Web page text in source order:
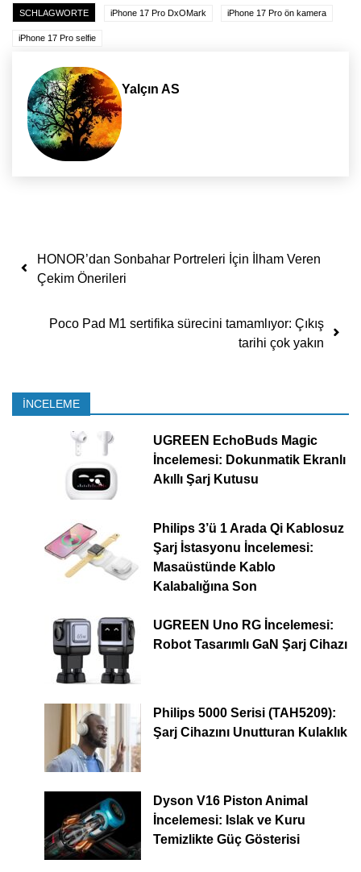
SCHLAGWORTE iPhone 17 Pro DxOMark iPhone 17 Pro ön kamera
iPhone 17 Pro selfie
Yalçın AS
Yazı dolaşımı
HONOR’dan Sonbahar Portreleri İçin İlham Veren
Çekim Önerileri
Poco Pad M1 sertifika sürecini tamamlıyor: Çıkış
tarihi çok yakın
İNCELEME
UGREEN EchoBuds Magic
İncelemesi: Dokunmatik Ekranlı
Akıllı Şarj Kutusu
Philips 3’ü 1 Arada Qi Kablosuz
Şarj İstasyonu İncelemesi:
Masaüstünde Kablo
Kalabalığına Son
UGREEN Uno RG İncelemesi:
Robot Tasarımlı GaN Şarj Cihazı
Philips 5000 Serisi (TAH5209):
Şarj Cihazını Unutturan Kulaklık
Dyson V16 Piston Animal
İncelemesi: Islak ve Kuru
Temizlikte Güç Gösterisi